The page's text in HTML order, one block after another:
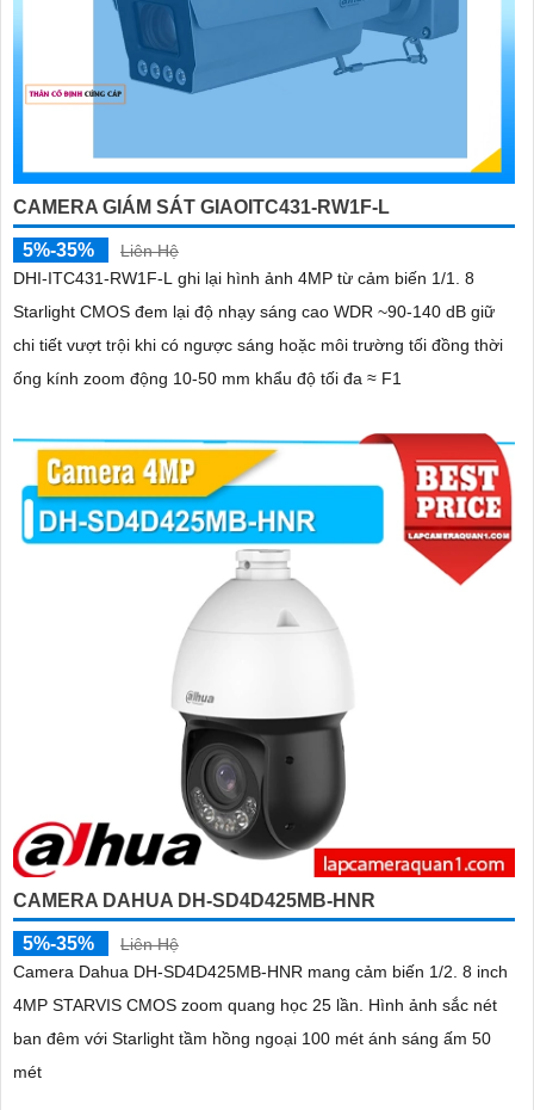
CAMERA GIÁM SÁT GIAOITC431-RW1F-L
5%-35%
Liên Hệ
DHI-ITC431-RW1F-L ghi lại hình ảnh 4MP từ cảm biến 1/1. 8
Starlight CMOS đem lại độ nhạy sáng cao WDR ~90-140 dB giữ
chi tiết vượt trội khi có ngược sáng hoặc môi trường tối đồng thời
ống kính zoom động 10-50 mm khẩu độ tối đa ≈ F1
CAMERA DAHUA DH-SD4D425MB-HNR
5%-35%
Liên Hệ
Camera Dahua DH-SD4D425MB-HNR mang cảm biến 1/2. 8 inch
4MP STARVIS CMOS zoom quang học 25 lần. Hình ảnh sắc nét
ban đêm với Starlight tầm hồng ngoại 100 mét ánh sáng ấm 50
mét